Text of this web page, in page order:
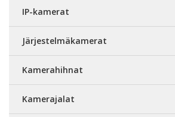
IP-kamerat
Järjestelmäkamerat
Kamerahihnat
Kamerajalat